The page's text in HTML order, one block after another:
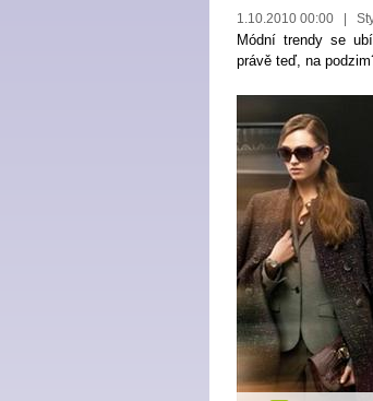
1.10.2010 00:00 |
Módní trendy se
právě teď, na